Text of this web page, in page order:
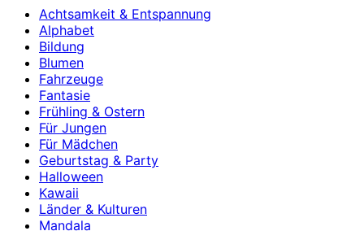
Achtsamkeit & Entspannung
Alphabet
Bildung
Blumen
Fahrzeuge
Fantasie
Frühling & Ostern
Für Jungen
Für Mädchen
Geburtstag & Party
Halloween
Kawaii
Länder & Kulturen
Mandala